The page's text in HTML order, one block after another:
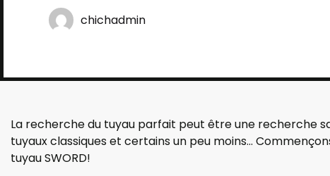
chichadmin
La recherche du tuyau parfait peut être une recherche
tuyaux classiques et certains un peu moins…
tuyau SWORD!